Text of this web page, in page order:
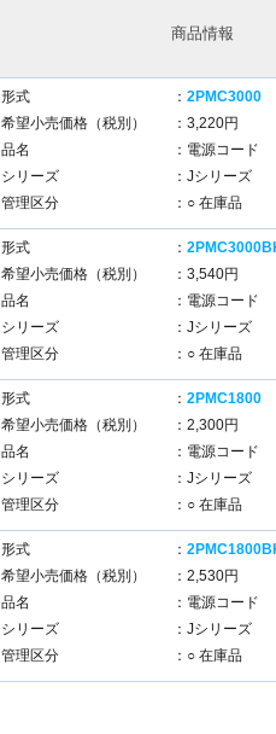
商品情報
形式 ： 2PMC3000
希望小売価格（税別）
：3,220円
品名
：電源コード
シリーズ
：Jシリーズ
管理区分
：○ 在庫品
形式 ：
希望小売価格（税別）
：3,540円
品名
：電源コード
シリーズ
：Jシリーズ
管理区分
：○ 在庫品
形式 ： 2PMC1800
希望小売価格（税別）
：2,300円
品名
：電源コード
シリーズ
：Jシリーズ
管理区分
：○ 在庫品
形式 ：
希望小売価格（税別）
：2,530円
品名
：電源コード
シリーズ
：Jシリーズ
管理区分
：○ 在庫品